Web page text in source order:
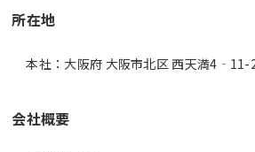
所在地
本社：大阪府 大阪市北区 西天満4‐11-
会社概要